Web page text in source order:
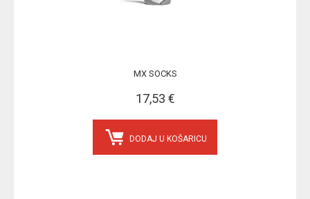
MX SOCKS
17,53 €
DODAJ U KOŠARICU